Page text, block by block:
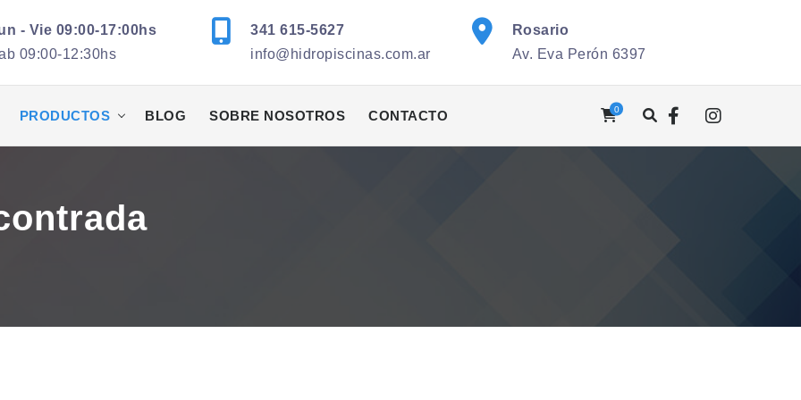
- Vie 09:00-17:00hs
09:00-12:30hs
341 615-5627
info@hidropiscinas.com.ar
Rosario
Av. Eva Perón 6397
PRODUCTOS BLOG SOBRE NOSOTROS CONTACTO 0